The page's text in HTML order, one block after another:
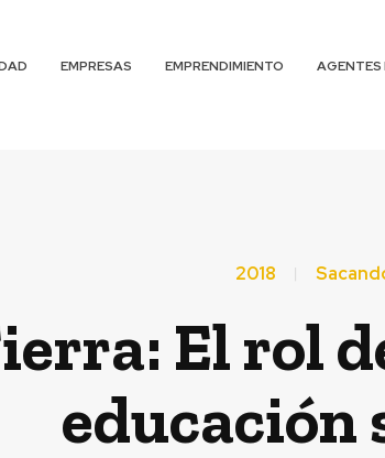
EMPRESAS EMPRENDIMIENTO AGENTES
2018
El rol
educación